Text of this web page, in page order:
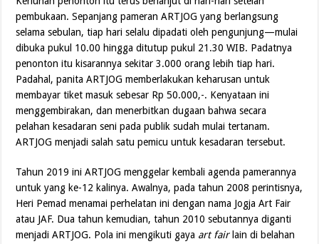
pembukaan. Sepanjang pameran ARTJOG yang berlangsung
selama sebulan, tiap hari selalu dipadati oleh pengunjung—mulai
dibuka pukul 10.00 hingga ditutup pukul 21.30 WIB. Padatnya
penonton itu kisarannya sekitar 3.000 orang lebih tiap hari.
Padahal, panita ARTJOG memberlakukan keharusan untuk
membayar tiket masuk sebesar Rp 50.000,-. Kenyataan ini
menggembirakan, dan menerbitkan dugaan bahwa secara
pelahan kesadaran seni pada publik sudah mulai tertanam.
ARTJOG menjadi salah satu pemicu untuk kesadaran tersebut.
Tahun 2019 ini ARTJOG menggelar kembali agenda pamerannya
untuk yang ke-12 kalinya. Awalnya, pada tahun 2008 perintisnya,
Heri Pemad menamai perhelatan ini dengan nama Jogja Art Fair
atau JAF. Dua tahun kemudian, tahun 2010 sebutannya diganti
menjadi ARTJOG. Pola ini mengikuti gaya art fairlain di belahan